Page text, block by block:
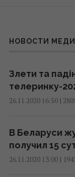
НОВОСТИ
Злети та
телеринку-
26.11.2020 16:50|
В Беларуси
получил 15
26.11.2020 13:00|